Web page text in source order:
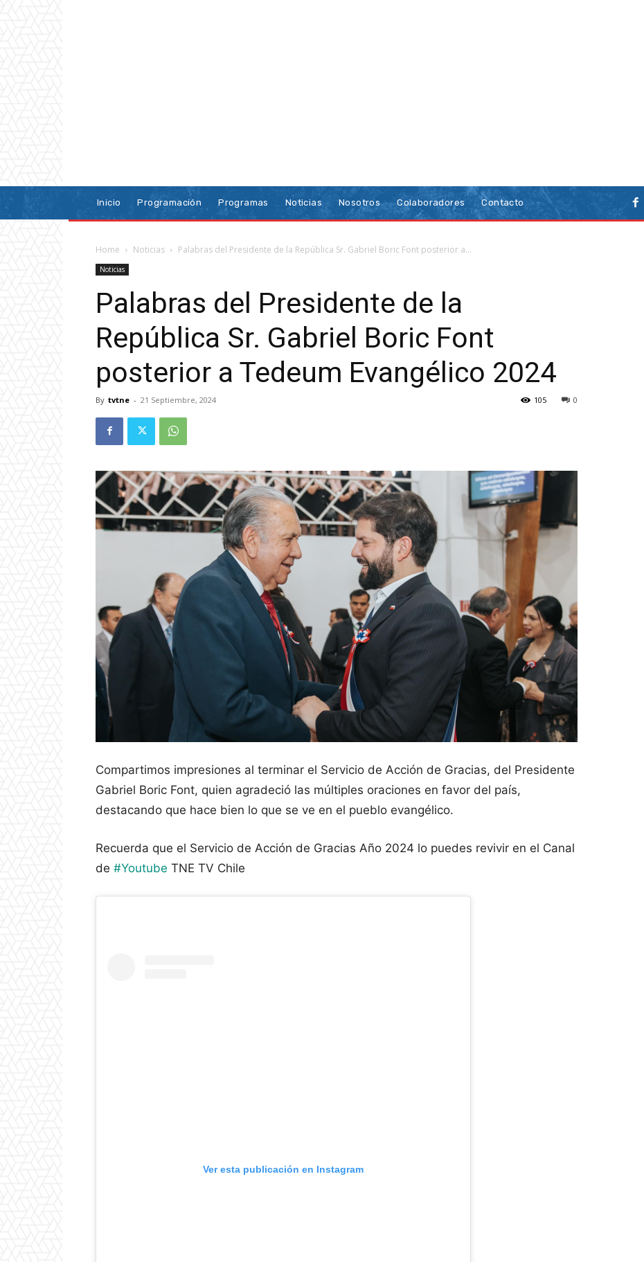
Inicio Programación Programas Noticias Nosotros Colaboradores Contacto
Home Noticias Palabras del Presidente de la República Sr. Gabriel Boric Font posterior a...
Noticias
Palabras del Presidente de la
República Sr. Gabriel Boric Font
posterior a Tedeum Evangélico 2024
By tvtne - 21 Septiembre, 2024 0
105
Compartimos impresiones al terminar el Servicio de Acción de Gracias, del Presidente
Gabriel Boric Font, quien agradeció las múltiples oraciones en favor del país,
destacando que hace bien lo que se ve en el pueblo evangélico.
Recuerda que el Servicio de Acción de Gracias Año 2024 lo puedes revivir en el Canal
de #Youtube TNE TV Chile
Ver esta publicación en Instagram